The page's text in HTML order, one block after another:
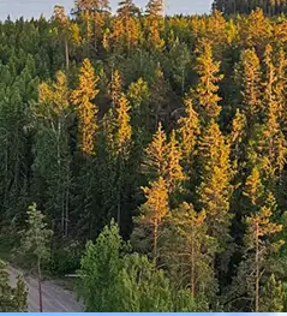
god mat och
ett fartfyllt zipline-